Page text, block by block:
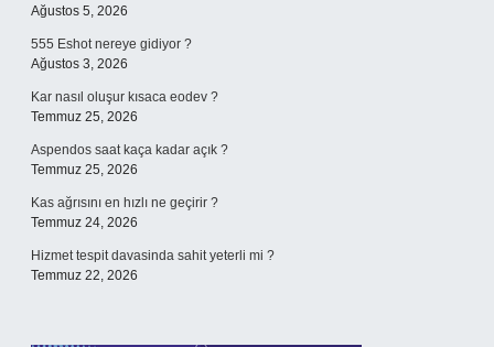
Ağustos 5, 2026
555 Eshot nereye gidiyor ?
Ağustos 3, 2026
Kar nasıl oluşur kısaca eodev ?
Temmuz 25, 2026
Aspendos saat kaça kadar açık ?
Temmuz 25, 2026
Kas ağrısını en hızlı ne geçirir ?
Temmuz 24, 2026
Hizmet tespit davasinda sahit yeterli mi ?
Temmuz 22, 2026